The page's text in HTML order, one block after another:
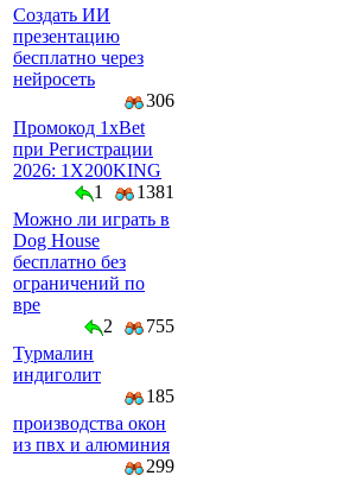
Создать ИИ
презентацию
бесплатно через
нейросеть
306
Промокод 1xBet
при Регистрации
2026: 1X200KING
1
1381
Можно ли играть в
Dog House
бесплатно без
ограничений по
вре
2
755
Турмалин
индиголит
185
производства окон
из пвх и алюминия
299